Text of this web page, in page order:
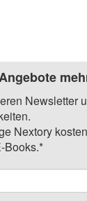
Newsletter
Nextory
Books.*